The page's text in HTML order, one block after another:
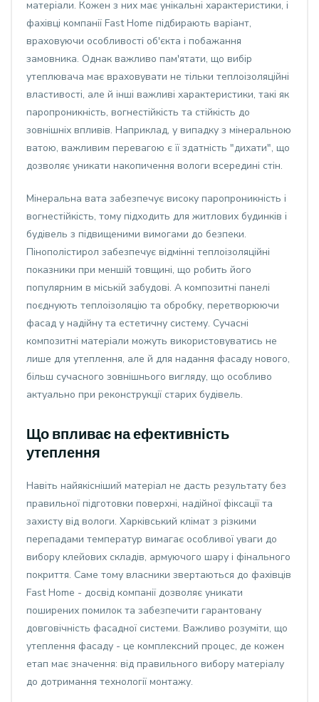
матеріали. Кожен з них має унікальні характеристики, і
фахівці компанії Fast Home підбирають варіант,
враховуючи особливості об'єкта і побажання
замовника. Однак важливо пам'ятати, що вибір
утеплювача має враховувати не тільки теплоізоляційні
властивості, але й інші важливі характеристики, такі як
паропроникність, вогнестійкість та стійкість до
зовнішніх впливів. Наприклад, у випадку з мінеральною
ватою, важливим перевагою є її здатність "дихати", що
дозволяє уникати накопичення вологи всередині стін.
Мінеральна вата забезпечує високу паропроникність і
вогнестійкість, тому підходить для житлових будинків і
будівель з підвищеними вимогами до безпеки.
Пінополістирол забезпечує відмінні теплоізоляційні
показники при меншій товщині, що робить його
популярним в міській забудові. А композитні панелі
поєднують теплоізоляцію та обробку, перетворюючи
фасад у надійну та естетичну систему. Сучасні
композитні матеріали можуть використовуватись не
лише для утеплення, але й для надання фасаду нового,
більш сучасного зовнішнього вигляду, що особливо
актуально при реконструкції старих будівель.
Що впливає на ефективність
утеплення
Навіть найякісніший матеріал не дасть результату без
правильної підготовки поверхні, надійної фіксації та
захисту від вологи. Харківський клімат з різкими
перепадами температур вимагає особливої уваги до
вибору клейових складів, армуючого шару і фінального
покриття. Саме тому власники звертаються до фахівців
Fast Home - досвід компанії дозволяє уникати
поширених помилок та забезпечити гарантовану
довговічність фасадної системи. Важливо розуміти, що
утеплення фасаду - це комплексний процес, де кожен
етап має значення: від правильного вибору матеріалу
до дотримання технології монтажу.